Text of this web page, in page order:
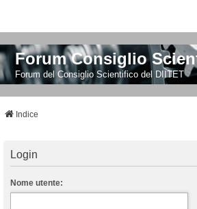
Forum Consiglio
Forum del Consiglio Scientifico del DIITET
Indice
Login
Nome utente: